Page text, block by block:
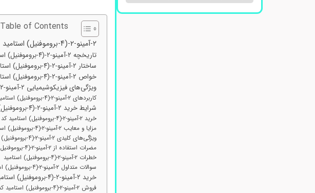
Table of Contents
۲-آمینو-۲-(۴-بروموفنیل) استامید
تاریخچه ۲-آمینو-۲-(۴-بروموفنیل) استامید
ساختار ۲-آمینو-۲-(۴-بروموفنیل) استامید
خواص ۲-آمینو-۲-(۴-بروموفنیل) استامید
ویژگی‌های فیزیکوشیمیایی ۲-آمینو-۲-(۴-بروموفنیل) استامید
کاربردهای ۲-آمینو-۲-(۴-بروموفنیل) استامید
شرایط خرید ۲-آمینو-۲-(۴-بروموفنیل) استامید کد ENA258389754 از دانش‌پژوهان شیمی
خرید ۲-آمینو-۲-(۴-بروموفنیل) استامید کد ENA258389754
مزایا و معایب ۲-آمینو-۲-(۴-بروموفنیل) استامید
ویژگی‌های کلیدی ۲-آمینو-۲-(۴-بروموفنیل) استامید
مضرات استفاده از ۲-آمینو-۲-(۴-بروموفنیل) استامید
خطرات ۲-آمینو-۲-(۴-بروموفنیل) استامید
سوالات متداول ۲-آمینو-۲-(۴-بروموفنیل) استامید
خرید ۲-آمینو-۲-(۴-بروموفنیل) استامید آزمایشگاهی | تحویل سریع
فروش ۲-آمینو-۲-(۴-بروموفنیل) استامید کد ENA258389754